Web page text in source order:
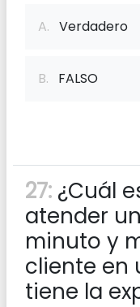
A. Verdadero
B. FALSO
27: ¿Cuál
atender
minuto y
cliente en
tiene la